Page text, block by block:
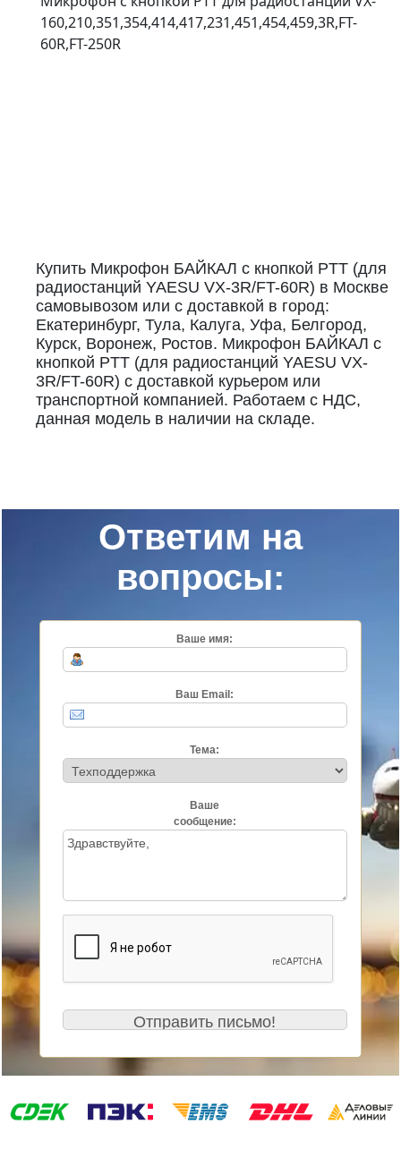
160,210,351,354,414,417,231,451,454,459,3R,FT-
60R,FT-250R
Купить Микрофон БАЙКАЛ с кнопкой PTT (для
радиостанций YAESU VX-3R/FT-60R) в Москве
самовывозом или с доставкой в город:
Екатеринбург, Тула, Калуга, Уфа, Белгород,
Курск, Воронеж, Ростов. Микрофон БАЙКАЛ с
кнопкой PTT (для радиостанций YAESU VX-
3R/FT-60R) с доставкой курьером или
транспортной компанией. Работаем с НДС,
данная модель в наличии на складе.
Ответим на
вопросы:
Ваше имя:
Ваш Email:
Тема:
Ваше
сообщение: